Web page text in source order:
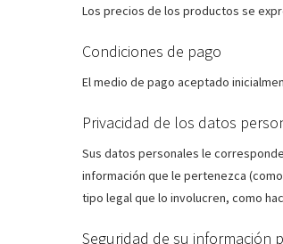
Los precios de los productos se
Condiciones de pago
El medio de pago aceptado
Privacidad de los datos
Sus datos personales le
información que le pertenezca
tipo legal que lo involucren, como
Seguridad de su información